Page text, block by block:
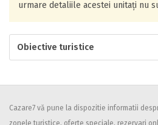
urmare detaliile acestei unitați nu
Obiective turistice
Cazare7 vă pune la dispozitie informatii
zonele turistice, oferte speciale, rezervari